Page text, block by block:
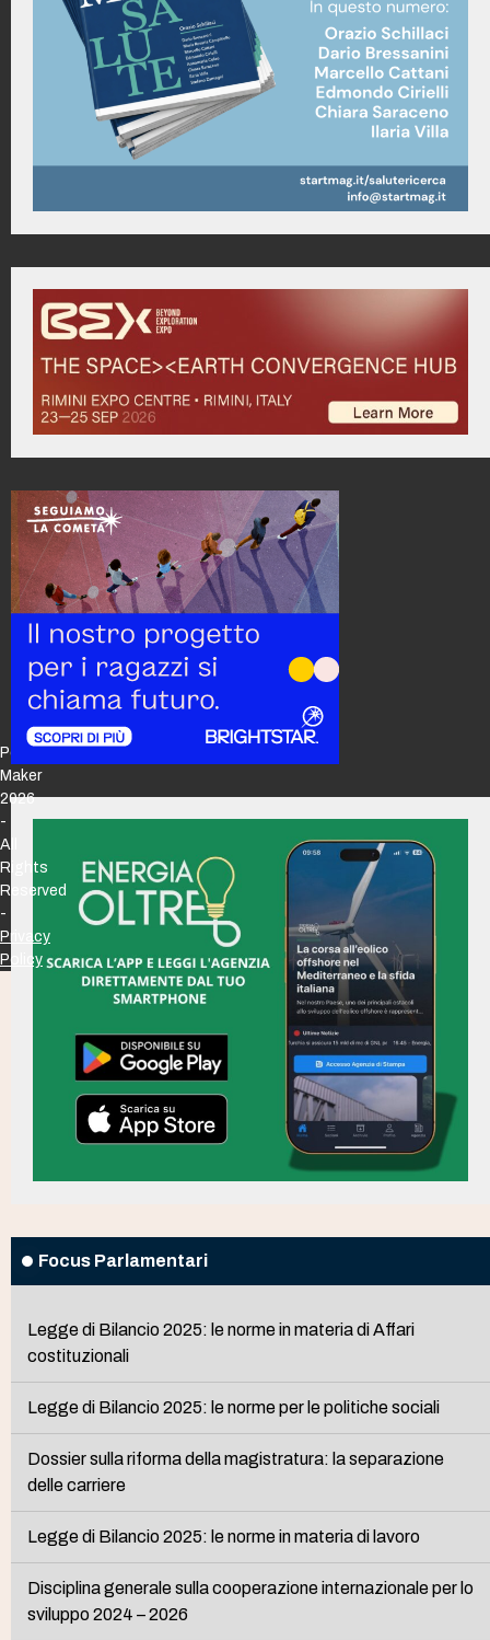
Focus Parlamentari
Legge di Bilancio 2025: le norme in materia di Affari
costituzionali
Legge di Bilancio 2025: le norme per le politiche sociali
Dossier sulla riforma della magistratura: la separazione
delle carriere
Legge di Bilancio 2025: le norme in materia di lavoro
Disciplina generale sulla cooperazione internazionale per lo
sviluppo 2024 – 2026
Policy
Maker
2026
-
All
Rights
Reserved
-
Privacy
Policy